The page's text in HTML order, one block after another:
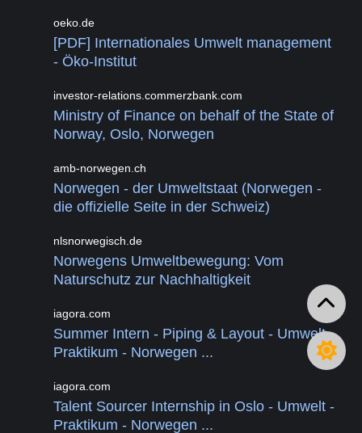
oeko.de
[PDF] Internationales Umwelt management
- Öko-Institut
investor-relations.commerzbank.com
Ministry of Finance on behalf of the State of
Norway, Oslo, Norwegen
amb-norwegen.ch
Norwegen - der Umweltstaat (Norwegen -
die offizielle Seite in der Schweiz)
nlsnorwegisch.de
Norwegens Umweltbewegung: Vom
Naturschutz zur Nachhaltigkeit
iagora.com
Summer Intern - Piping & Layout - Umwelt -
Praktikum - Norwegen ...
iagora.com
Talent Sourcer Internship in Oslo - Umwelt -
Praktikum - Norwegen ...